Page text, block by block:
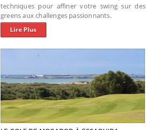
techniques pour affiner votre swing sur des
greens aux challenges passionnants.
Lire Plus